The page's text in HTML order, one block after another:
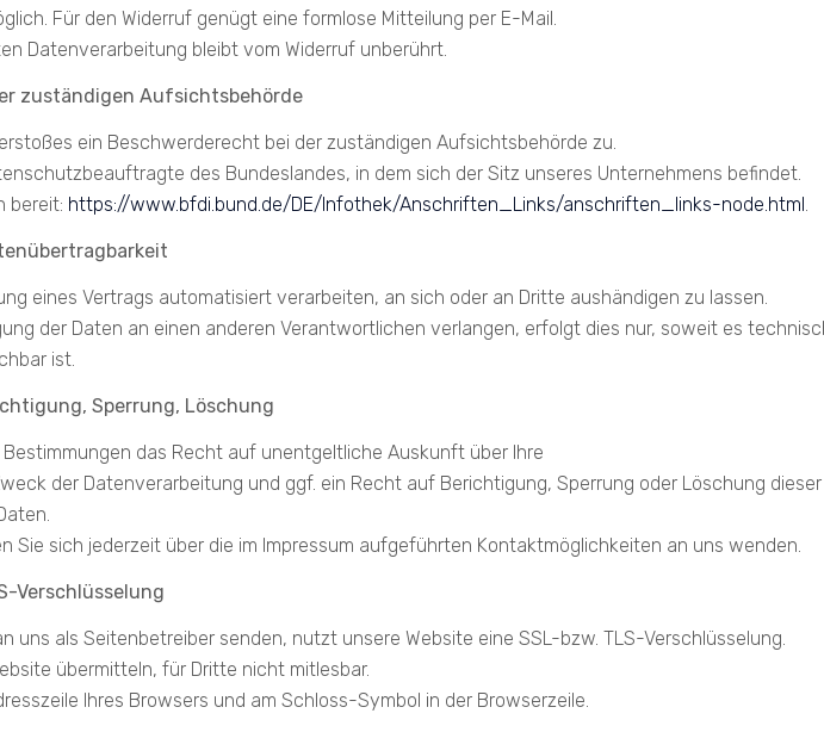
Für den Widerruf genügt eine formlose Mitteilung per E-Mail.
Datenverarbeitung bleibt vom Widerruf unberührt.
zuständigen Aufsichtsbehörde
ein Beschwerderecht bei der zuständigen Aufsichtsbehörde zu.
des Bundeslandes, in dem sich der Sitz unseres Unternehmens befindet.
bereit: https://www.bfdi.bund.de/DE/Infothek/Anschriften_Links/anschriften_links-node.html.
eines Vertrags automatisiert verarbeiten, an sich oder an Dritte aushändigen zu lassen.
der Daten an einen anderen Verantwortlichen verlangen, erfolgt dies nur, soweit es
ist.
Sperrung, Löschung
das Recht auf unentgeltliche Auskunft über Ihre
der Datenverarbeitung und ggf. ein Recht auf Berichtigung, Sperrung oder Löschung dieser
sich jederzeit über die im Impressum aufgeführten Kontaktmöglichkeiten an uns wenden.
Verschlüsselung
als Seitenbetreiber senden, nutzt unsere Website eine SSL-bzw. TLS-Verschlüsselung.
übermitteln, für Dritte nicht mitlesbar.
Ihres Browsers und am Schloss-Symbol in der Browserzeile.